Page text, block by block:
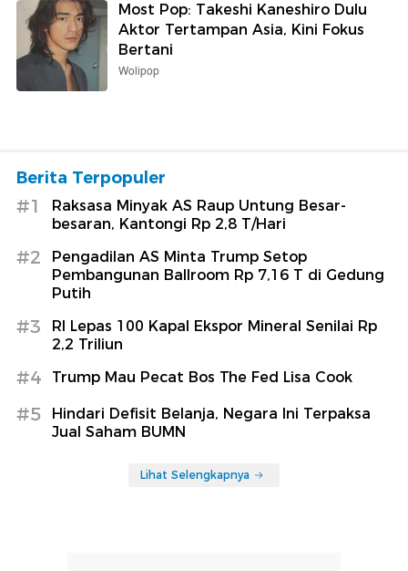
Most Pop: Takeshi Kaneshiro Dulu
Aktor Tertampan Asia, Kini Fokus
Bertani
Wolipop
Berita Terpopuler
#1
Raksasa Minyak AS Raup Untung Besar-
besaran, Kantongi Rp 2,8 T/Hari
#2
Pengadilan AS Minta Trump Setop
Pembangunan Ballroom Rp 7,16 T di Gedung
Putih
#3
RI Lepas 100 Kapal Ekspor Mineral Senilai Rp
2,2 Triliun
#4 Trump Mau Pecat Bos The Fed Lisa Cook
#5
Hindari Defisit Belanja, Negara Ini Terpaksa
Jual Saham BUMN
Lihat Selengkapnya